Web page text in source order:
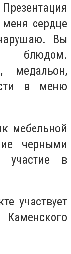
меня сердце
Вы
блюдом.
медальон,
в меню
мебельной
черными
участие в
участвует